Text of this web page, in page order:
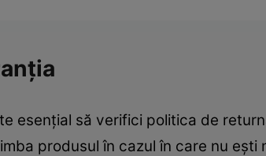
esențial să verifici politica de
produsul în cazul în care nu ești